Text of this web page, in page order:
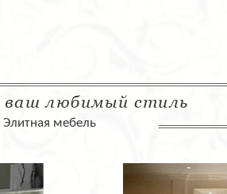
ваш любимый стиль
Элитная мебель